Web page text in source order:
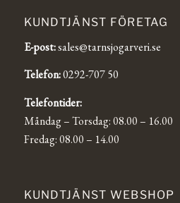
KUNDTJÄNST FÖRETAG
E-post:sales@tarnsjogarveri.se
Telefon:0292-707 50
Telefontider:
Måndag – Torsdag: 08.00 – 16.00
Fredag: 08.00 – 14.00
KUNDTJÄNST WEBSHOP